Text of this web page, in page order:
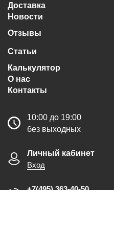
Доставка
Новости
Отзывы
Статьи
Калькулятор
О нас
Контакты
10:00 до 19:00
без выходных
Личный кабинет
Вход
+7(495) 363-40-50